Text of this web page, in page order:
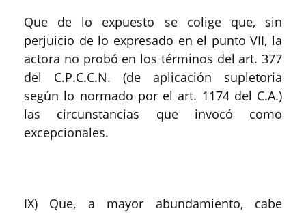
Que de lo expuesto se colige que, sin
perjuicio de lo expresado en el punto VII, la
actora no probó en los términos del art. 377
del C.P.C.C.N. (de aplicación supletoria
según lo normado por el art. 1174 del C.A.)
las circunstancias que invocó como
excepcionales.
IX) Que, a mayor abundamiento, cabe